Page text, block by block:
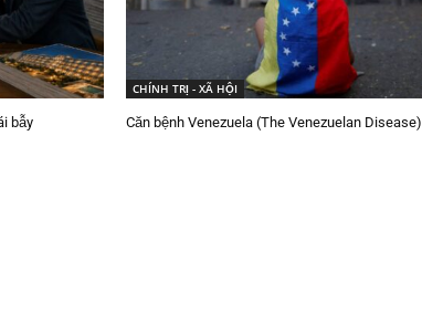
bẫy
CHÍNH TRỊ - XÃ HỘI
Căn bệnh Venezuela (The Venezuelan Disease)